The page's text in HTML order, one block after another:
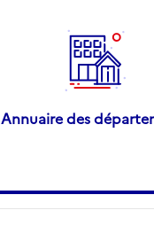
Annuaire des